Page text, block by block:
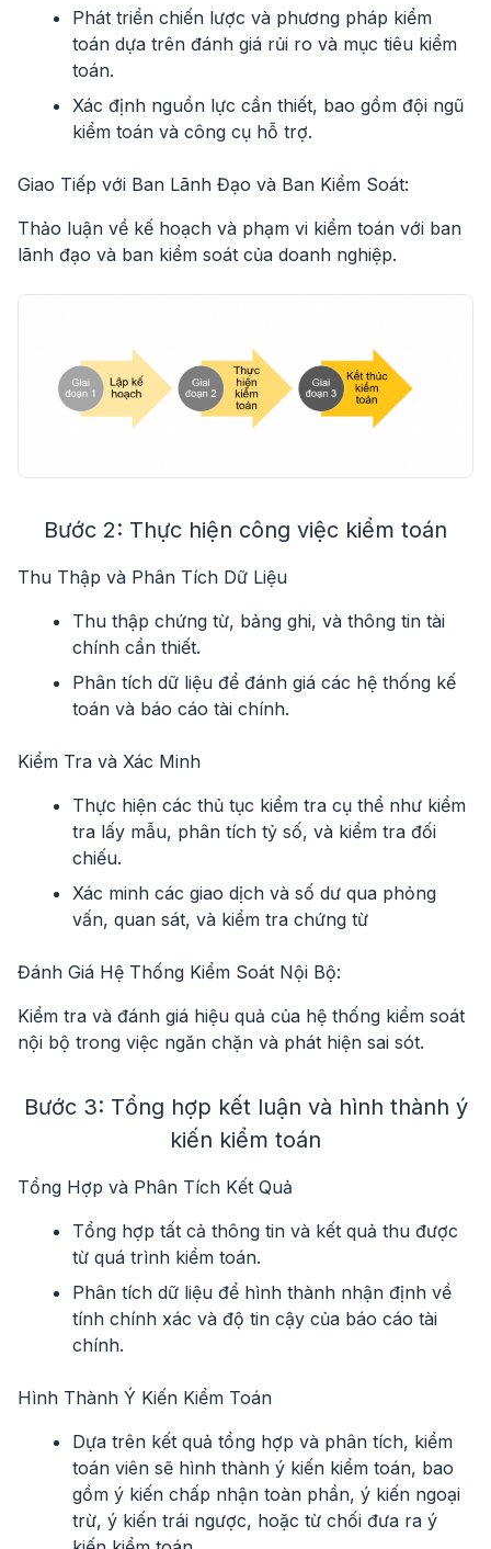
Phát triển chiến lược và phương pháp kiểm
toán dựa trên đánh giá rủi ro và mục tiêu kiểm
toán.
Xác định nguồn lực cần thiết, bao gồm đội ngũ
kiểm toán và công cụ hỗ trợ.
Giao Tiếp với Ban Lãnh Đạo và Ban Kiểm Soát:
Thảo luận về kế hoạch và phạm vi kiểm toán với ban
lãnh đạo và ban kiểm soát của doanh nghiệp.
Bước 2: Thực hiện công việc kiểm toán
Thu Thập và Phân Tích Dữ Liệu
Thu thập chứng từ, bảng ghi, và thông tin tài
chính cần thiết.
Phân tích dữ liệu để đánh giá các hệ thống kế
toán và báo cáo tài chính.
Kiểm Tra và Xác Minh
Thực hiện các thủ tục kiểm tra cụ thể như kiểm
tra lấy mẫu, phân tích tỷ số, và kiểm tra đối
chiếu.
Xác minh các giao dịch và số dư qua phỏng
vấn, quan sát, và kiểm tra chứng từ
Đánh Giá Hệ Thống Kiểm Soát Nội Bộ:
Kiểm tra và đánh giá hiệu quả của hệ thống kiểm soát
nội bộ trong việc ngăn chặn và phát hiện sai sót.
Bước 3: Tổng hợp kết luận và hình thành ý
kiến kiểm toán
Tổng Hợp và Phân Tích Kết Quả
Tổng hợp tất cả thông tin và kết quả thu được
từ quá trình kiểm toán.
Phân tích dữ liệu để hình thành nhận định về
tính chính xác và độ tin cậy của báo cáo tài
chính.
Hình Thành Ý Kiến Kiểm Toán
Dựa trên kết quả tổng hợp và phân tích, kiểm
toán viên sẽ hình thành ý kiến kiểm toán, bao
gồm ý kiến chấp nhận toàn phần, ý kiến ngoại
trừ, ý kiến trái ngược, hoặc từ chối đưa ra ý